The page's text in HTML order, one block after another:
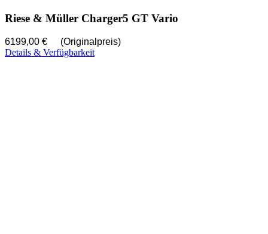
Riese & Müller Charger5 GT Vario
6199,00 €
(Originalpreis)
Details & Verfügbarkeit